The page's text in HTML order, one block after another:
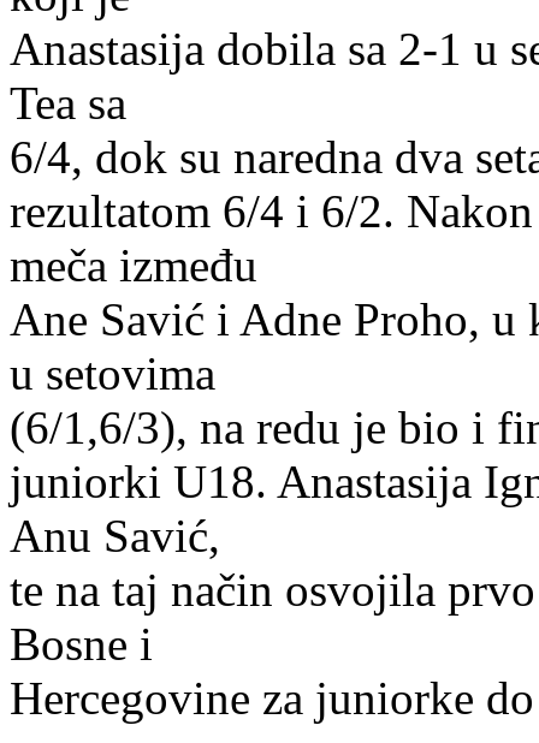
Anastasija dobila sa 2-1 u
Tea sa
6/4, dok su naredna dva
rezultatom 6/4 i 6/2.
meča između
Ane Savić i Adne Proho, u
u setovima
(6/1,6/3), na redu je bio i
juniorki U18. Anastasija
Anu Savić,
te na taj način osvojila
Bosne i
Hercegovine za juniorke